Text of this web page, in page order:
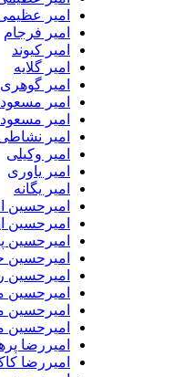
امیر عظیمی و
امیر فرجام
امیر کیوند
امیر گلایه
امیر گوهری
امیر مسعود امیری
امیر مسعود صدیق
امیر نشاطی
امیر وکیلی
امیر یاوری
امیر یگانه
امیرحسین
امیرحسین ایمانی
امیرحسین پاک
امیرحسین
امیرحسین رضائی
امیرحسین مدرس
امیرحسین
امیرحسین
امیررضا
امیررضا کاکاوند